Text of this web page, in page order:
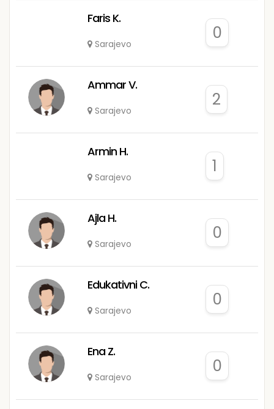
Faris K.
Sarajevo
0
Ammar V.
Sarajevo
2
Armin H.
Sarajevo
1
Ajla H.
Sarajevo
0
Edukativni C.
Sarajevo
0
Ena Z.
Sarajevo
0